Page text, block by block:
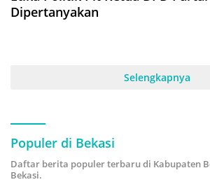
Dipertanyakan
Selengkapnya
Populer di Bekasi
Daftar berita populer terbaru di Kabupaten
Bekasi.